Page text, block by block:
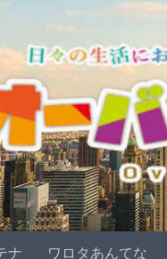
ナ ワロタあんてな